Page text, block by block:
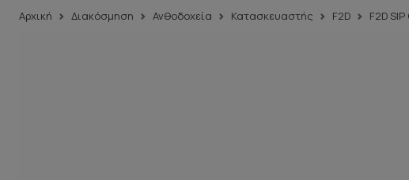
Αρχική Διακόσμηση Ανθοδοχεία Κατασκευαστής F2D F2D